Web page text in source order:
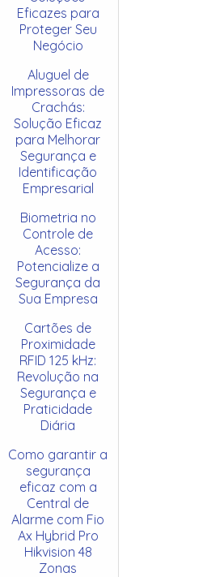
Eficazes para
Proteger Seu
Negócio
Aluguel de
Impressoras de
Crachás:
Solução Eficaz
para Melhorar
Segurança e
Identificação
Empresarial
Biometria no
Controle de
Acesso:
Potencialize a
Segurança da
Sua Empresa
Cartões de
Proximidade
RFID 125 kHz:
Revolução na
Segurança e
Praticidade
Diária
Como garantir a
segurança
eficaz com a
Central de
Alarme com Fio
Ax Hybrid Pro
Hikvision 48
Zonas